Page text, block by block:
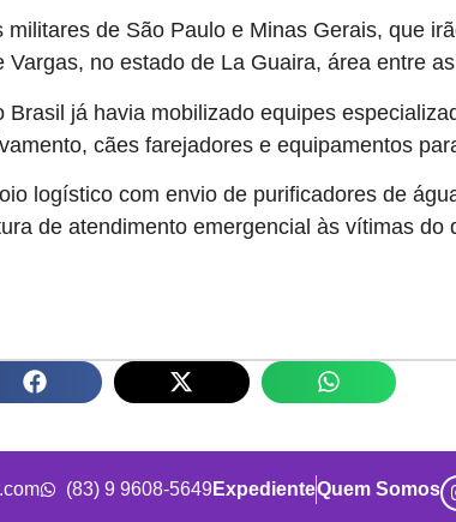
de São Paulo e Minas Gerais, que
no estado de La Guaira, área entre
Brasil já havia mobilizado equipes
cães farejadores e equipamentos
logístico com envio de purificadores de
de atendimento emergencial às vítimas do
(83) 9 9608-5649ExpedienteQuem Somos